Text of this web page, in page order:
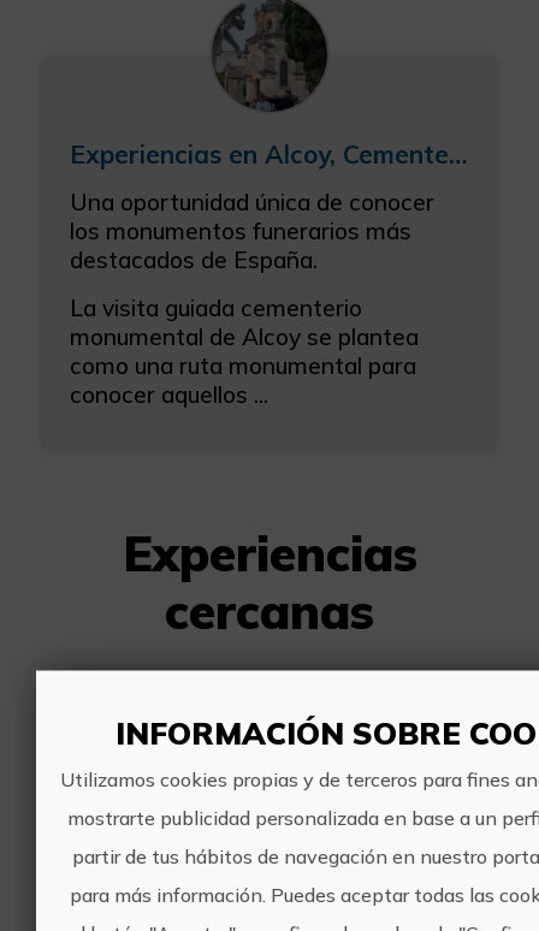
Experiencias en Alcoy, Cementerio Monumental
Una oportunidad única de conocer
los monumentos funerarios más
destacados de España.
La visita guiada cementerio
monumental de Alcoy se plantea
como una ruta monumental para
conocer aquellos ...
Experiencias
cercanas
Palacio Ducal de los Borja en
Gandía
INFORMACIÓN SOBRE
Utilizamos cookies propias y de terceros para fines
mostrarte publicidad personalizada en base a un
partir de tus hábitos de navegación en nuestro
para más información. Puedes aceptar todas las